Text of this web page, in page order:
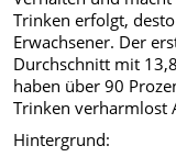
Trinken erfolgt,
Erwachsener. Der
Durchschnitt mit
haben über 90
Trinken verharmlost
Hintergrund: